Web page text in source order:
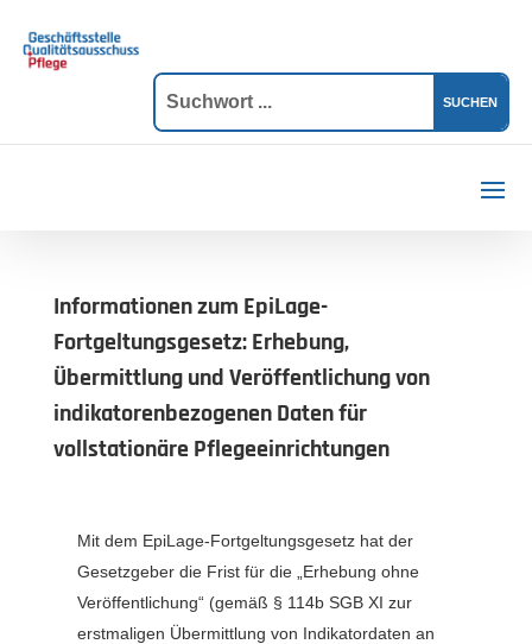
Informationen zum EpiLage-
Fortgeltungsgesetz: Erhebung,
Übermittlung und Veröffentlichung von
indikatorenbezogenen Daten für
vollstationäre Pflegeeinrichtungen
Mit dem EpiLage-Fortgeltungsgesetz hat der
Gesetzgeber die Frist für die „Erhebung ohne
Veröffentlichung“ (gemäß § 114b SGB XI zur
erstmaligen Übermittlung von Indikatordaten an